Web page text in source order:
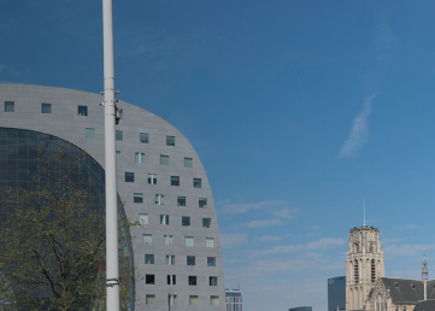
Drukte op het stroomnet
Wachtlijst
Tips voor slim gebruik energienet
Buurtaanpak